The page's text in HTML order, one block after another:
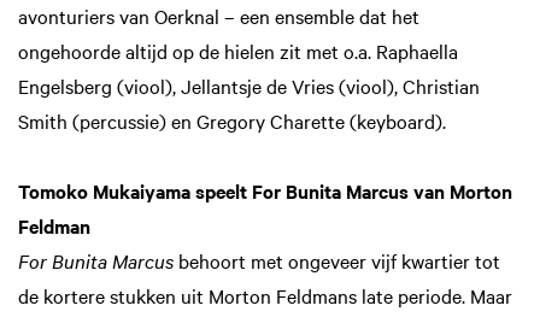
avonturiers van Oerknal – een ensemble dat het
ongehoorde altijd op de hielen zit met o.a. Raphaella
Engelsberg (viool), Jellantsje de Vries (viool), Christian
Smith (percussie) en Gregory Charette (keyboard).
Tomoko Mukaiyama speelt For Bunita Marcus van Morton
Feldman
For Bunita Marcus behoort met ongeveer vijf kwartier tot
de kortere stukken uit Morton Feldmans late periode. Maar